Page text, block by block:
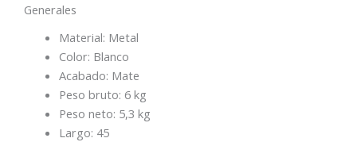
Generales
Material: Metal
Color: Blanco
Acabado: Mate
Peso bruto: 6 kg
Peso neto: 5,3 kg
Largo: 45